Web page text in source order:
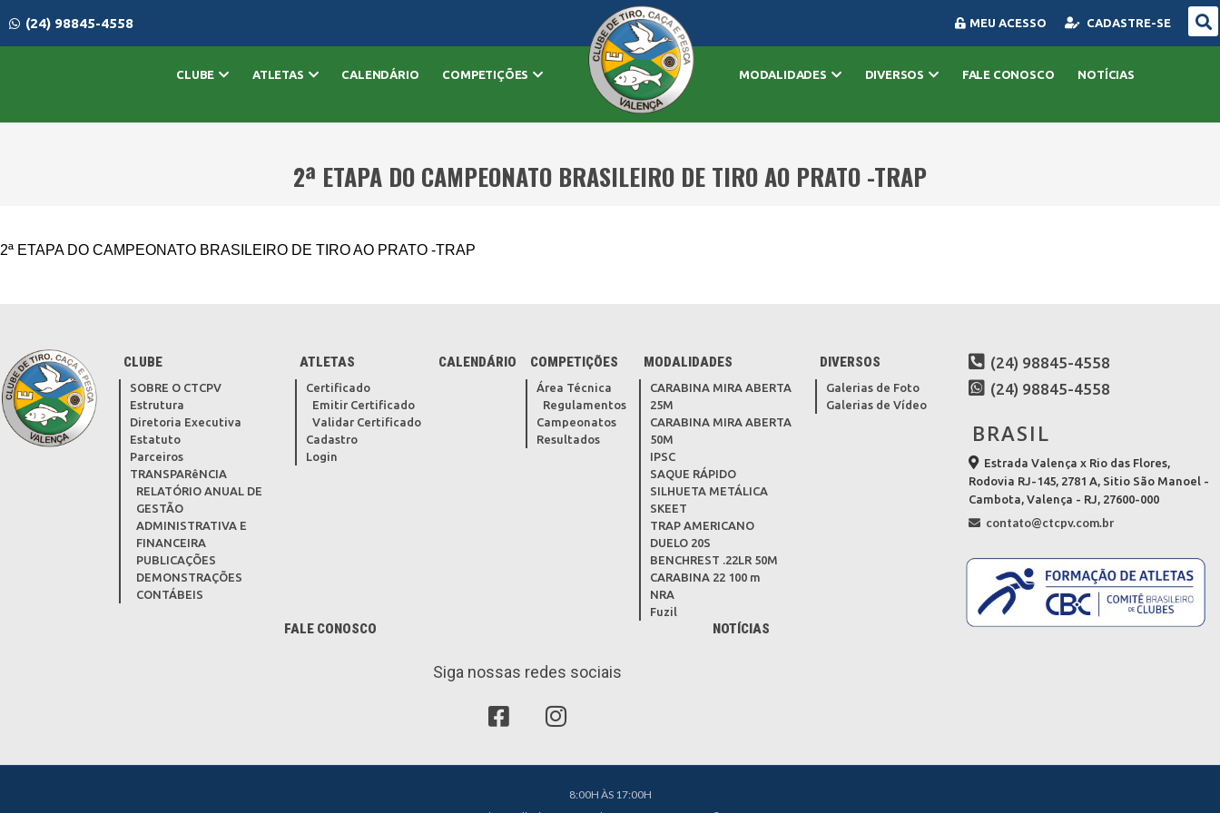
(24) 98845-4558 MEU ACESSO CADASTRE-SE
CLUBE ATLETAS CALENDÁRIO COMPETIÇÕES MODALIDADES DIVERSOS FALE CONOSCO NOTÍCIAS
2ª ETAPA DO CAMPEONATO BRASILEIRO DE TIRO AO PRATO -TRAP
2ª ETAPA DO CAMPEONATO BRASILEIRO DE TIRO AO PRATO -TRAP
CLUBE
SOBRE O CTCPV
Estrutura
Diretoria Executiva
Estatuto
Parceiros
TRANSPARêNCIA
RELATÓRIO ANUAL DE
GESTÃO
ADMINISTRATIVA E
FINANCEIRA
PUBLICAÇÕES
DEMONSTRAÇÕES
CONTÁBEIS
ATLETAS
Certificado
Emitir Certificado
Validar Certificado
Cadastro
Login
CALENDÁRIO COMPETIÇÕES
Área Técnica
Regulamentos
Campeonatos
Resultados
MODALIDADES
CARABINA MIRA ABERTA
25M
CARABINA MIRA ABERTA
50M
IPSC
SAQUE RÁPIDO
SILHUETA METÁLICA
SKEET
TRAP AMERICANO
DUELO 20S
BENCHREST .22LR 50M
CARABINA 22 100 m
NRA
Fuzil
DIVERSOS
Galerias de Foto
Galerias de Vídeo
FALE CONOSCO NOTÍCIAS
Siga nossas redes sociais
(24) 98845-4558
(24) 98845-4558
BRASIL
Estrada Valença x Rio das Flores,
Rodovia RJ-145, 2781 A, Sitio São Manoel -
Cambota, Valença - RJ, 27600-000
contato@ctcpv.com.br
8:00H ÀS 17:00H